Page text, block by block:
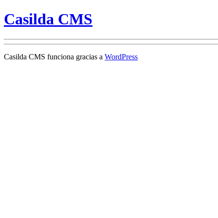
Casilda CMS
Casilda CMS funciona gracias a WordPress